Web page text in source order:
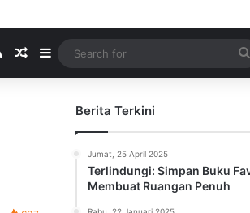
RSSRandom Article
Sidebar
Berita Terkini
Jumat, 25 April 2025
Terlindungi: Simpan Buku
Membuat Ruangan Penuh